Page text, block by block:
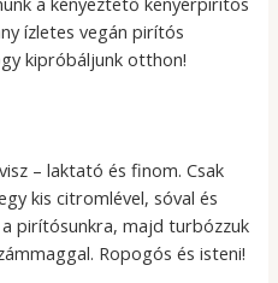
ízletes vegán pirítós
kipróbáljunk otthon!
– laktató és finom. Csak
kis citromlével, sóval és
pirítósunkra, majd turbózzuk
Ropogós és isteni!